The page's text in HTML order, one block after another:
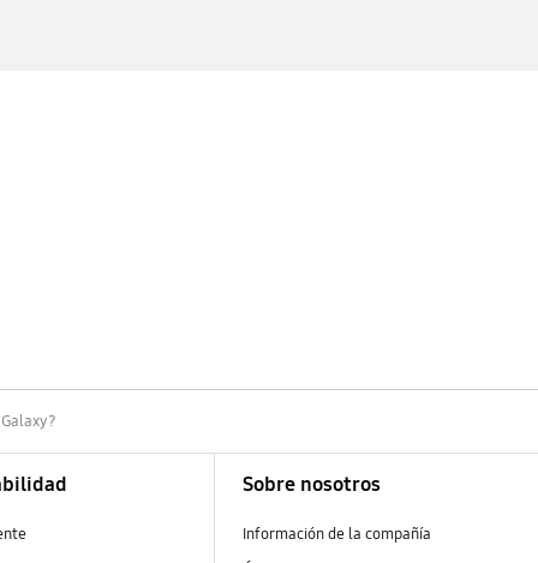
Sobre nosotros
Información de la compañía